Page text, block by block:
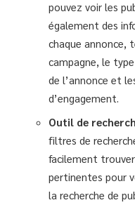
pouvez voir les
également des
chaque annonce,
campagne, le
de l’annonce et
d’engagement.
Outil de
filtres de
facilement
pertinentes pour
la recherche de